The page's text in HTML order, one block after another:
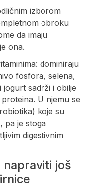
izborom
obroku
da imaju
ona.
dominiraju
fosfora, selena,
jogurt sadrži i obilje
U njemu se
koje su
pa je stoga
digestivnim
napraviti još